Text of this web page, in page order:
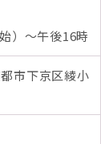
）～午後16時
市下京区綾小